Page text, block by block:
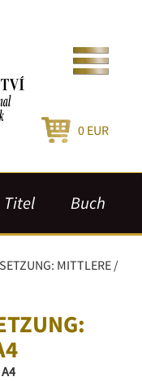
0 EUR
Titel Buch
MITTLERE /